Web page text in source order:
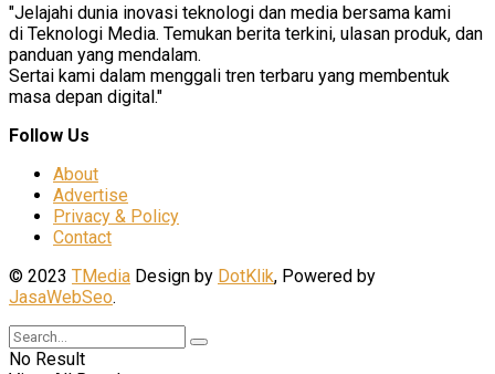
"Jelajahi dunia inovasi teknologi dan media bersama kami
di Teknologi Media. Temukan berita terkini, ulasan produk, dan
panduan yang mendalam.
Sertai kami dalam menggali tren terbaru yang membentuk
masa depan digital."
Follow Us
About
Advertise
Privacy & Policy
Contact
© 2023 TMedia Design by DotKlik, Powered by
JasaWebSeo.
No Result